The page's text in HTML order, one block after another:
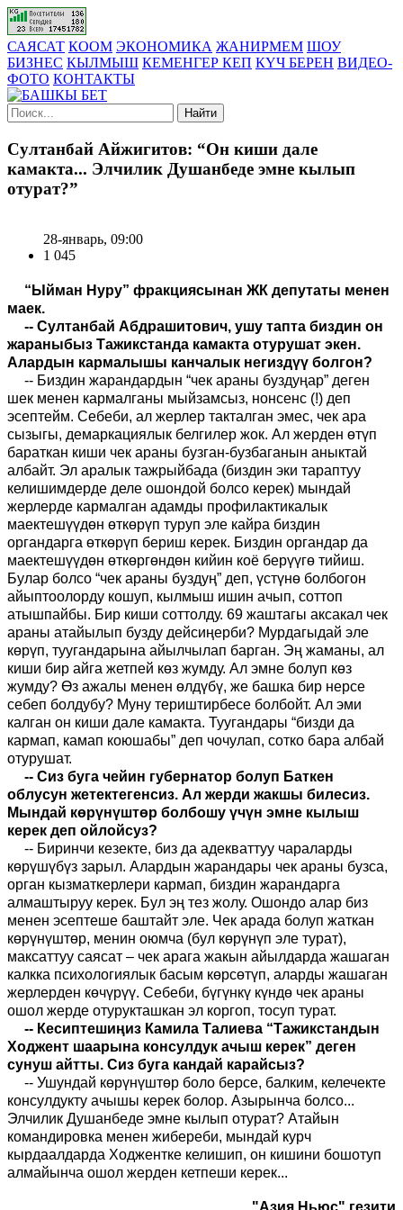
САЯСАТ КООМ ЭКОНОМИКА ЖАНИРМЕМ ШОУ
БИЗНЕС КЫЛМЫШ КЕМЕНГЕР КЕП КҮЧ БЕРЕН ВИДЕО-
ФОТО КОНТАКТЫ
Найти
Султанбай Айжигитов: “Он киши дале
камакта... Элчилик Душанбеде эмне кылып
отурат?”
28-январь, 09:00
1 045
“Ыйман Нуру” фракциясынан ЖК депутаты менен
маек.
-- Султанбай Абдрашитович, ушу тапта биздин он
жараныбыз Тажикстанда камакта отурушат экен.
Алардын кармалышы канчалык негиздүү болгон?
-- Биздин жарандардын “чек араны буздуңар” деген
шек менен кармалганы мыйзамсыз, нонсенс (!) деп
эсептейм. Себеби, ал жерлер такталган эмес, чек ара
сызыгы, демаркациялык белгилер жок. Ал жерден өтүп
бараткан киши чек араны бузган-бузбаганын аныктай
албайт. Эл аралык тажрыйбада (биздин эки тараптуу
келишимдерде деле ошондой болсо керек) мындай
жерлерде кармалган адамды профилактикалык
маектешүүдөн өткөрүп туруп эле кайра биздин
органдарга өткөрүп бериш керек. Биздин органдар да
маектешүүдөн өткөргөндөн кийин коё берүүгө тийиш.
Булар болсо “чек араны буздуң” деп, үстүнө болбогон
айыптоолорду кошуп, кылмыш ишин ачып, соттоп
атышпайбы. Бир киши соттолду. 69 жаштагы аксакал чек
араны атайылып бузду дейсиңерби? Мурдагыдай эле
көрүп, туугандарына айылчылап барган. Эң жаманы, ал
киши бир айга жетпей көз жумду. Ал эмне болуп көз
жумду? Өз ажалы менен өлдүбү, же башка бир нерсе
себеп болдубу? Муну териштирбесе болбойт. Ал эми
калган он киши дале камакта. Туугандары “бизди да
кармап, камап коюшабы” деп чочулап, сотко бара албай
отурушат.
-- Сиз буга чейин губернатор болуп Баткен
облусун жетектегенсиз. Ал жерди жакшы билесиз.
Мындай көрүнүштөр болбошу үчүн эмне кылыш
керек деп ойлойсуз?
-- Биринчи кезекте, биз да адекваттуу чараларды
көрүшүбүз зарыл. Алардын жарандары чек араны бузса,
орган кызматкерлери кармап, биздин жарандарга
алмаштыруу керек. Бул эң тез жолу. Ошондо алар биз
менен эсептеше баштайт эле. Чек арада болуп жаткан
көрүнүштөр, менин оюмча (бул көрүнүп эле турат),
максаттуу саясат – чек арага жакын айылдарда жашаган
калкка психологиялык басым көрсөтүп, аларды жашаган
жерлерден көчүрүү. Себеби, бүгүнкү күндө чек араны
ошол жерде отурукташкан эл коргоп, тосуп турат.
-- Кесиптешиңиз Камила Талиева “Тажикстандын
Ходжент шаарына консулдук ачыш керек” деген
сунуш айтты. Сиз буга кандай карайсыз?
-- Ушундай көрүнүштөр боло берсе, балким, келечекте
консулдукту ачышы керек болор. Азырынча болсо...
Элчилик Душанбеде эмне кылып отурат? Атайын
командировка менен жибереби, мындай курч
кырдаалдарда Ходжентке келишип, он кишини бошотуп
алмайынча ошол жерден кетпеши керек...